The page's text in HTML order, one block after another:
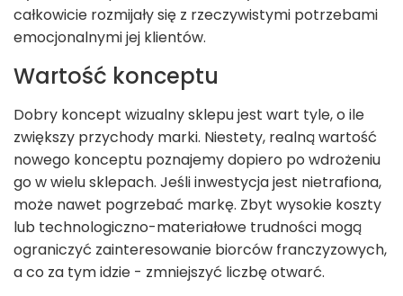
całkowicie rozmijały się z rzeczywistymi potrzebami
emocjonalnymi jej klientów.
Wartość konceptu
Dobry koncept wizualny sklepu jest wart tyle, o ile
zwiększy przychody marki. Niestety, realną wartość
nowego konceptu poznajemy dopiero po wdrożeniu
go w wielu sklepach. Jeśli inwestycja jest nietrafiona,
może nawet pogrzebać markę. Zbyt wysokie koszty
lub technologiczno-materiałowe trudności mogą
ograniczyć zainteresowanie biorców franczyzowych,
a co za tym idzie - zmniejszyć liczbę otwarć.